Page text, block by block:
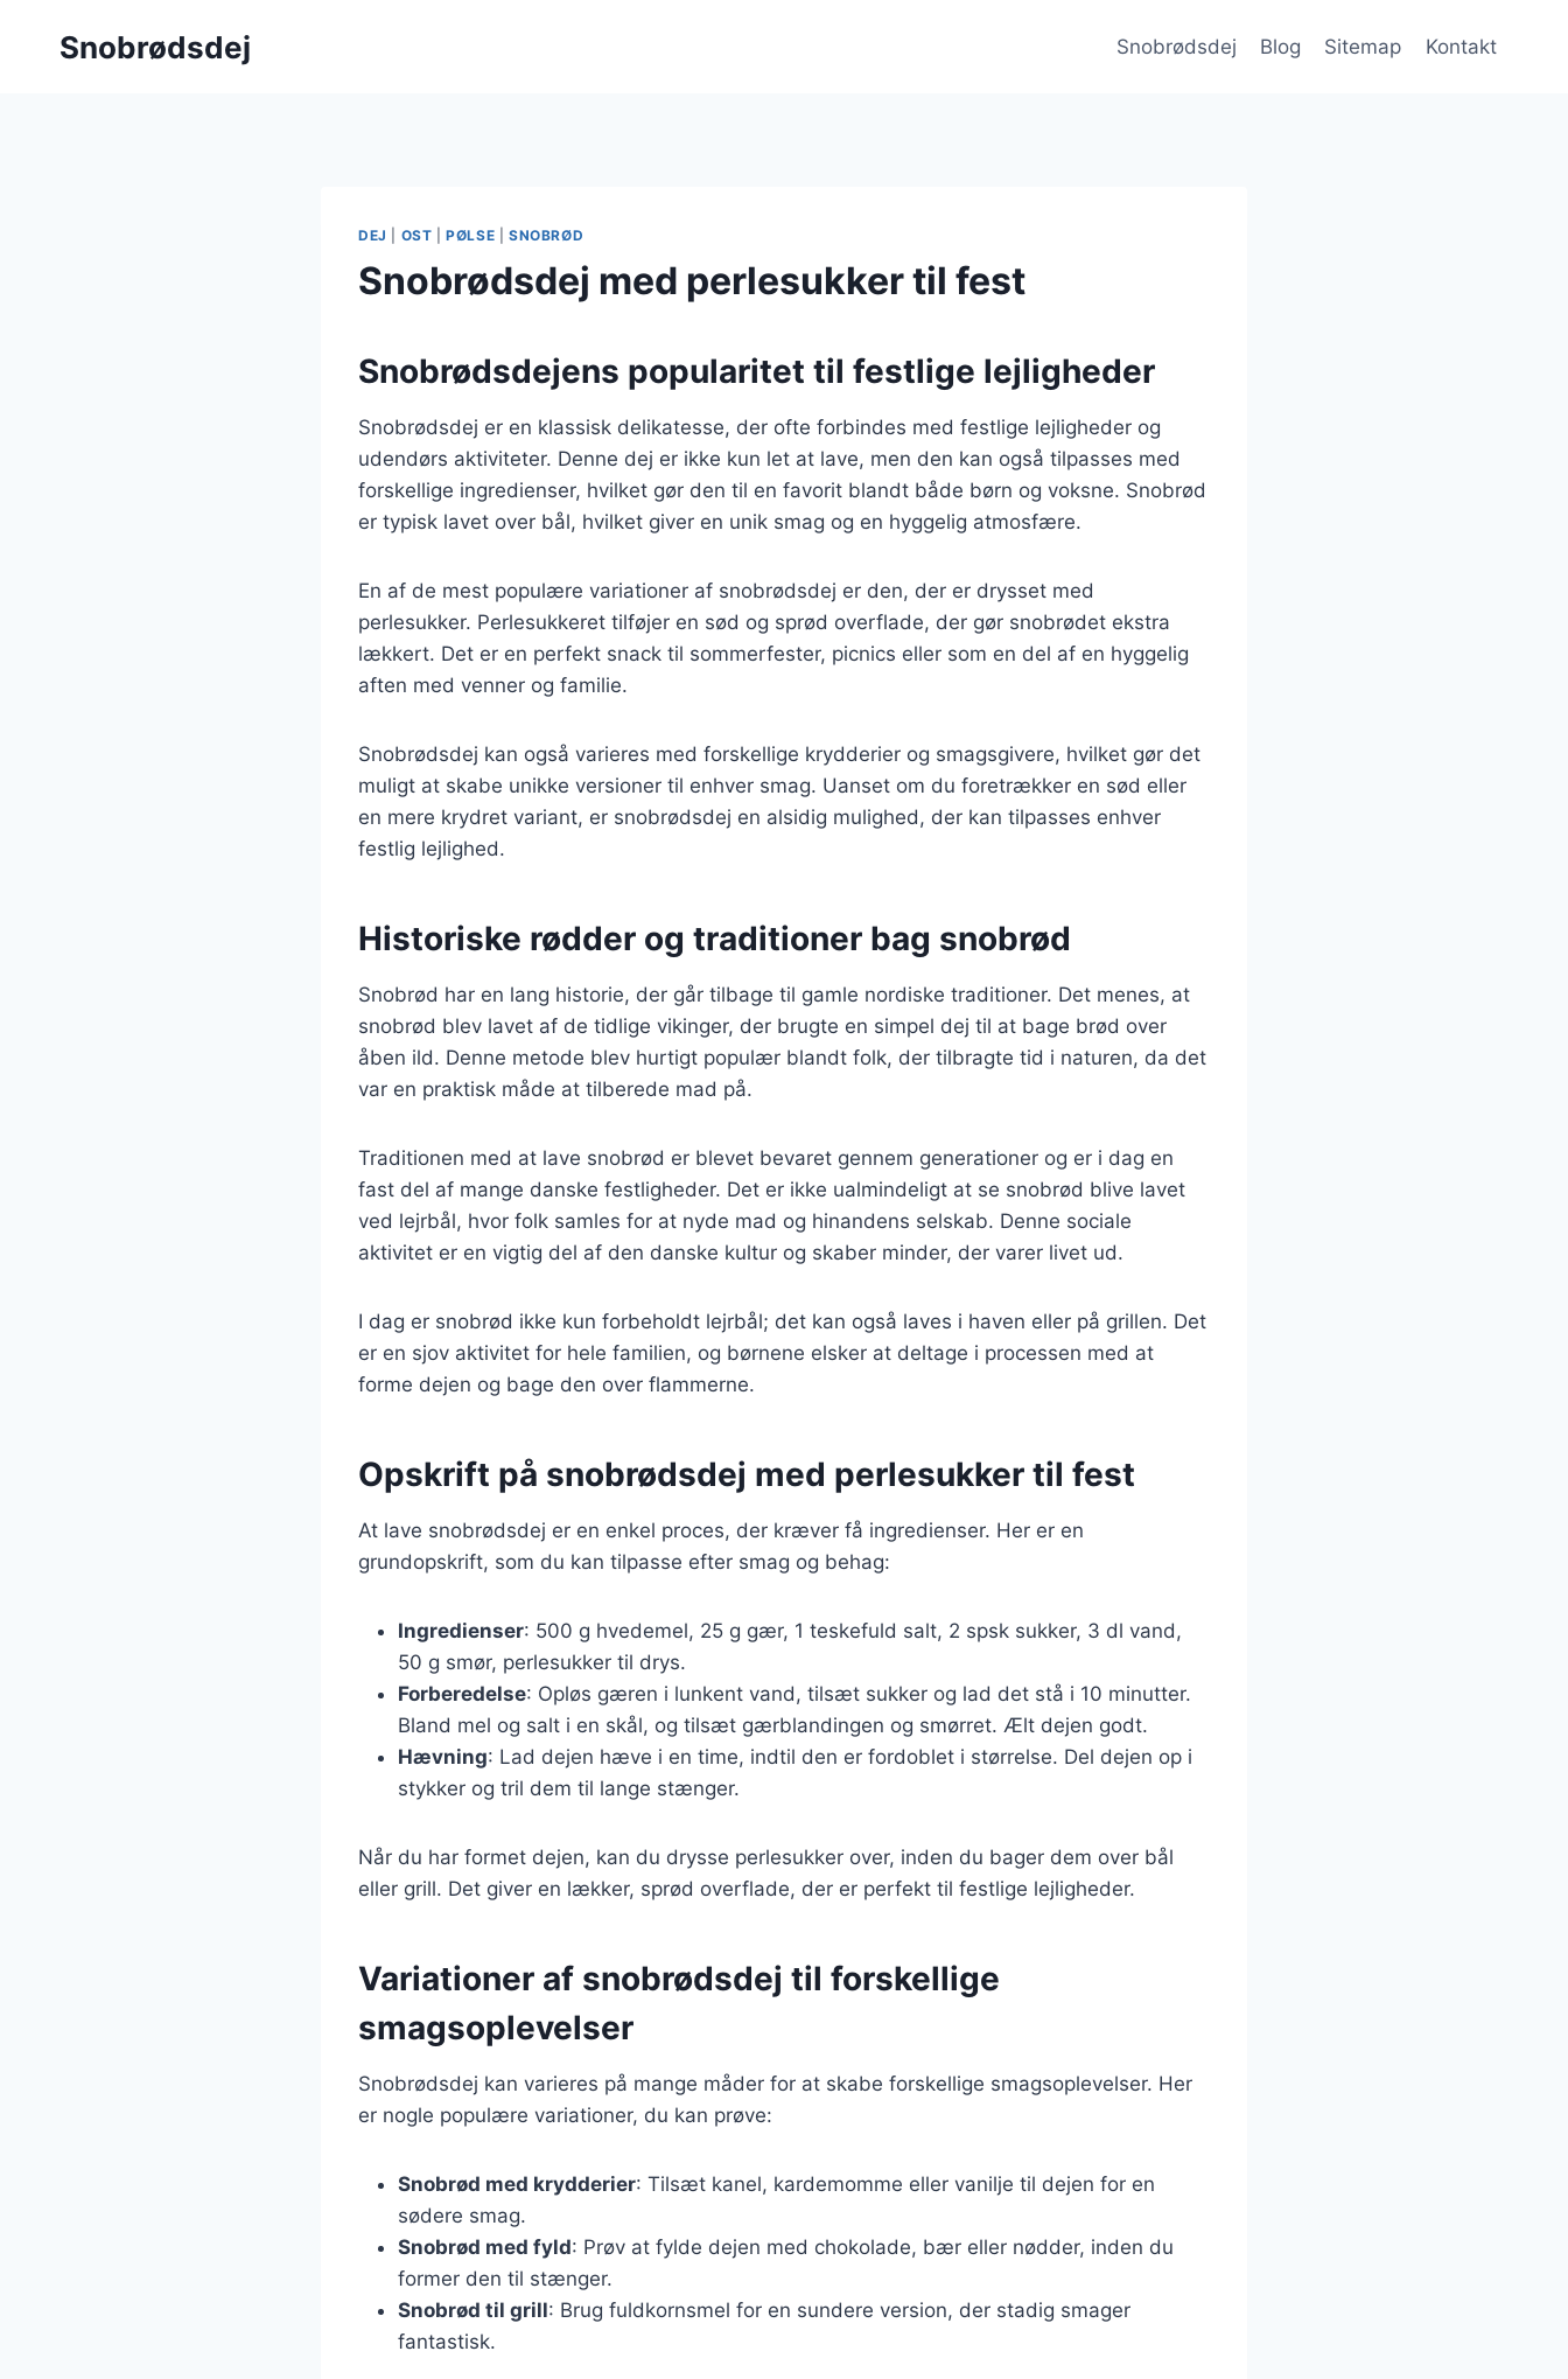
Snobrødsdej Snobrødsdej Blog Sitemap Kontakt
DEJ OST |PØLSE SNOBRØD
Snobrødsdej med perlesukker til fest
Snobrødsdejens popularitet til festlige lejligheder
Snobrødsdej er en klassisk delikatesse, der ofte forbindes med festlige lejligheder og
udendørs aktiviteter. Denne dej er ikke kun let at lave, men den kan også tilpasses med
forskellige ingredienser, hvilket gør den til en favorit blandt både børn og voksne. Snobrød
er typisk lavet over bål, hvilket giver en unik smag og en hyggelig atmosfære.
En af de mest populære variationer af snobrødsdej er den, der er drysset med
perlesukker. Perlesukkeret tilføjer en sød og sprød overflade, der gør snobrødet ekstra
lækkert. Det er en perfekt snack til sommerfester, picnics eller som en del af en hyggelig
aften med venner og familie.
Snobrødsdej kan også varieres med forskellige krydderier og smagsgivere, hvilket gør det
muligt at skabe unikke versioner til enhver smag. Uanset om du foretrækker en sød eller
en mere krydret variant, er snobrødsdej en alsidig mulighed, der kan tilpasses enhver
festlig lejlighed.
Historiske rødder og traditioner bag snobrød
Snobrød har en lang historie, der går tilbage til gamle nordiske traditioner. Det menes, at
snobrød blev lavet af de tidlige vikinger, der brugte en simpel dej til at bage brød over
åben ild. Denne metode blev hurtigt populær blandt folk, der tilbragte tid i naturen, da det
var en praktisk måde at tilberede mad på.
Traditionen med at lave snobrød er blevet bevaret gennem generationer og er i dag en
fast del af mange danske festligheder. Det er ikke ualmindeligt at se snobrød blive lavet
ved lejrbål, hvor folk samles for at nyde mad og hinandens selskab. Denne sociale
aktivitet er en vigtig del af den danske kultur og skaber minder, der varer livet ud.
I dag er snobrød ikke kun forbeholdt lejrbål; det kan også laves i haven eller på grillen. Det
er en sjov aktivitet for hele familien, og børnene elsker at deltage i processen med at
forme dejen og bage den over flammerne.
Opskrift på snobrødsdej med perlesukker til fest
At lave snobrødsdej er en enkel proces, der kræver få ingredienser. Her er en
grundopskrift, som du kan tilpasse efter smag og behag:
Ingredienser: 500 g hvedemel, 25 g gær, 1 teskefuld salt, 2 spsk sukker, 3 dl vand,
50 g smør, perlesukker til drys.
Forberedelse: Opløs gæren i lunkent vand, tilsæt sukker og lad det stå i 10 minutter.
Bland mel og salt i en skål, og tilsæt gærblandingen og smørret. Ælt dejen godt.
Hævning: Lad dejen hæve i en time, indtil den er fordoblet i størrelse. Del dejen op i
stykker og tril dem til lange stænger.
Når du har formet dejen, kan du drysse perlesukker over, inden du bager dem over bål
eller grill. Det giver en lækker, sprød overflade, der er perfekt til festlige lejligheder.
Variationer af snobrødsdej til forskellige
smagsoplevelser
Snobrødsdej kan varieres på mange måder for at skabe forskellige smagsoplevelser. Her
er nogle populære variationer, du kan prøve:
Snobrød med krydderier: Tilsæt kanel, kardemomme eller vanilje til dejen for en
sødere smag.
Snobrød med fyld: Prøv at fylde dejen med chokolade, bær eller nødder, inden du
former den til stænger.
Snobrød til grill: Brug fuldkornsmel for en sundere version, der stadig smager
fantastisk.